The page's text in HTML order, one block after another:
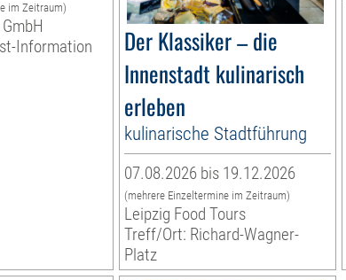
im Zeitraum)
Information
Der Klassiker – die
Innenstadt kulinarisch
erleben
kulinarische Stadtführung
07.08.2026 bis 19.12.2026
(mehrere Einzeltermine im Zeitraum)
Leipzig Food Tours
Treff/Ort: Richard-Wagner-
Platz